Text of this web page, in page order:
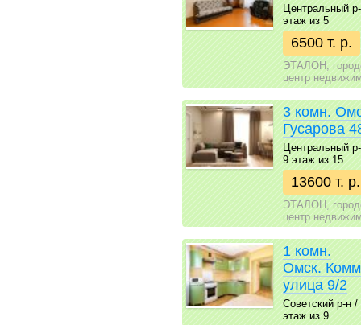
Центральный
этаж из 5
6500 т. р.
ЭТАЛОН,
центр
3 комн.
Гусарова
Центральный
9 этаж из 15
13600 т. р.
ЭТАЛОН,
центр
1 комн.
Омск.
улица 9/2
Советский р-н
этаж из 9